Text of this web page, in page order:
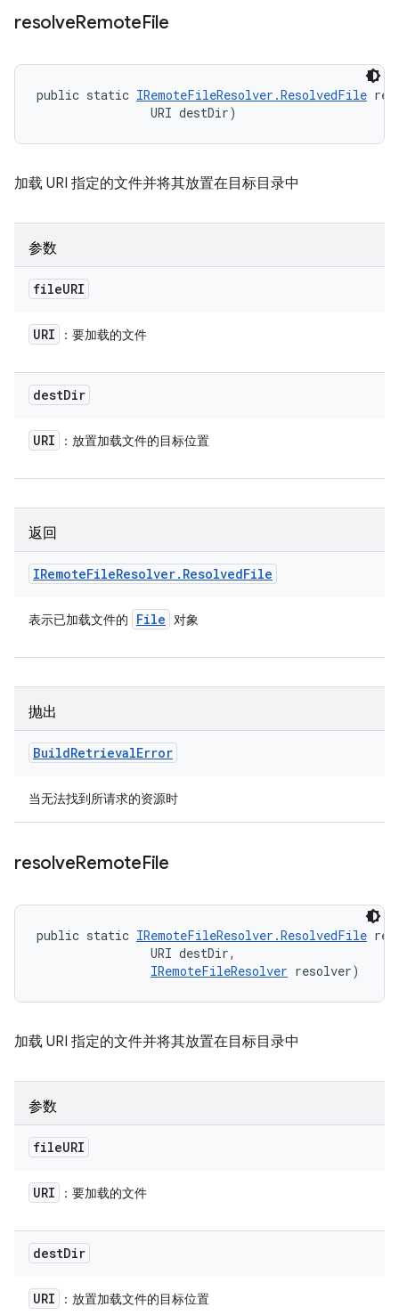
resolveRemoteFile
public static IRemoteFileResolver.ResolvedFile
                URI destDir)
加载 URI 指定的文件并将其放置在目标目录中
参数
fileURI
URI ：要加载的文件
destDir
URI ：放置加载文件的目标位置
返回
IRemoteFileResolver. ResolvedFile
表示已加载文件的 File 对象
抛出
BuildRetrievalError
当无法找到所请求的资源时
resolveRemoteFile
public static IRemoteFileResolver.ResolvedFile
                URI destDir,
IRemoteFileResolver resolver)
加载 URI 指定的文件并将其放置在目标目录中
参数
fileURI
URI ：要加载的文件
destDir
URI ：放置加载文件的目标位置